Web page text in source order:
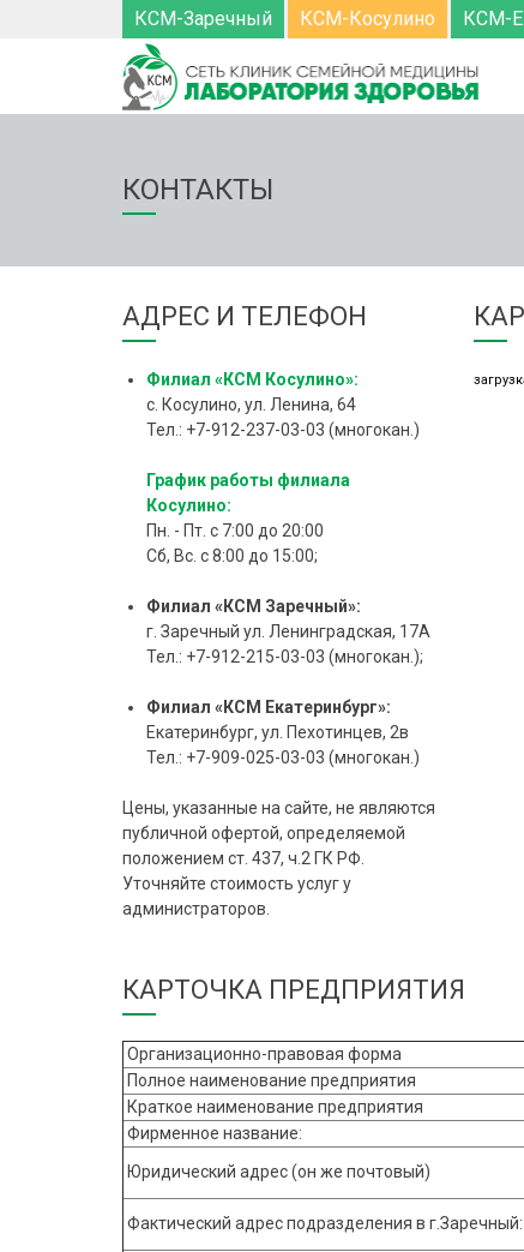
КСМ-Заречный КСМ-Косулино КСМ-
КОНТАКТЫ
АДРЕС И ТЕЛЕФОН
Филиал «КСМ Косулино»:
с. Косулино, ул. Ленина, 64
Тел.: +7-912-237-03-03 (многокан.)
График работы филиала
Косулино:
Пн. - Пт. с 7:00 до 20:00
Сб, Вс. с 8:00 до 15:00;
Филиал «КСМ Заречный»:
г. Заречный ул. Ленинградская, 17А
Тел.: +7-912-215-03-03 (многокан.);
Филиал «КСМ Екатеринбург»:
Екатеринбург, ул. Пехотинцев, 2в
Тел.: +7-909-025-03-03 (многокан.)
Цены, указанные на сайте, не являются
публичной офертой, определяемой
положением ст. 437, ч.2 ГК РФ.
Уточняйте стоимость услуг у
администраторов.
КАРТОЧКА ПРЕДПРИЯТИЯ
Организационно-правовая форма
Полное наименование предприятия
Краткое наименование предприятия
Фирменное название:
Юридический адрес (он же почтовый)
Фактический адрес подразделения в г.Заречный: